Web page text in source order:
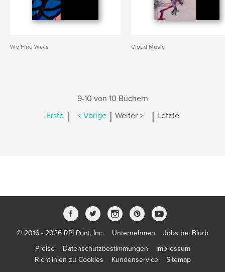
We Find Ways Cloud Music
9-10 von 10 Büchern
Erste | < Vorige | Weiter > | Letzte
© 2016 - 2026 RPI Print, Inc. Unternehmen
Jobs bei Blurb
Preise
Datenschutzbestimmungen
Impressum
Richtlinien zu Cookies
Kundenservice Sitemap